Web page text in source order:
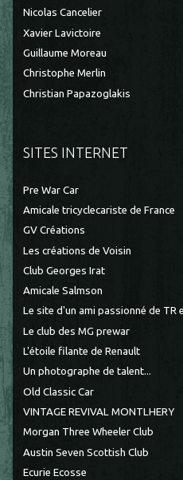
Nicolas Cancelier
Xavier Lavictoire
Guillaume Moreau
Christophe Merlin
Christian Papazoglakis
SITES INTERNET
Pre War Car
Amicale tricyclecariste de France
GV Créations
Les créations de Voisin
Club Georges Irat
Amicale Salmson
Le site d'un ami passionné de TR
Le club des MG prewar
L'étoile filante de Renault
Un photographe de talent...
Old Classic Car
VINTAGE REVIVAL MONTLHERY
Morgan Three Wheeler Club
Austin Seven Scottish Club
Ecurie Ecosse